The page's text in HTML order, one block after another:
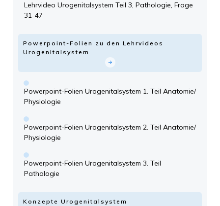
Lehrvideo Urogenitalsystem Teil 3, Pathologie, Frage
31-47
Powerpoint-Folien zu den Lehrvideos
Urogenitalsystem
Powerpoint-Folien Urogenitalsystem 1. Teil Anatomie/
Physiologie
Powerpoint-Folien Urogenitalsystem 2. Teil Anatomie/
Physiologie
Powerpoint-Folien Urogenitalsystem 3. Teil
Pathologie
Konzepte Urogenitalsystem